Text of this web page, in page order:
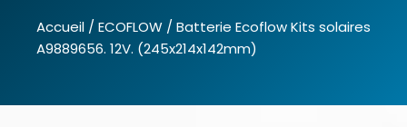
Accueil / ECOFLOW / Batterie Ecoflow Kits solaires
A9889656. 12V. (245x214x142mm)